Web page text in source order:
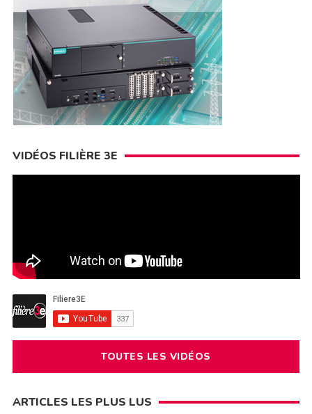
VIDÉOS FILIÈRE 3E
TOUTES LES VIDÉOS
ARTICLES LES PLUS LUS